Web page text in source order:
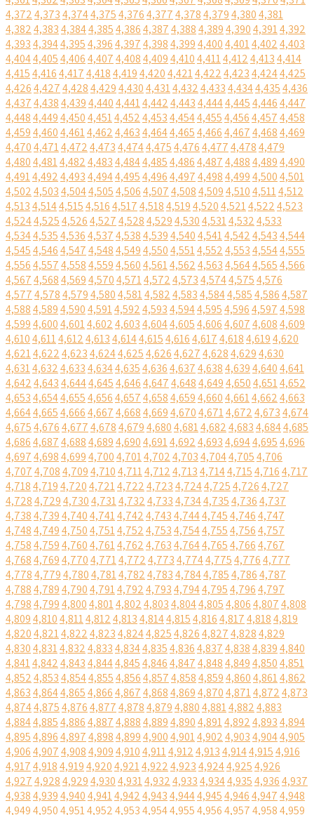
4,3724,3734,3744,3754,3764,3774,3784,3794,3804,381
4,3824,3834,3844,3854,3864,3874,3884,3894,3904,3914,392
4,3934,3944,3954,3964,3974,3984,3994,4004,4014,4024,403
4,4044,4054,4064,4074,4084,4094,4104,4114,4124,4134,414
4,4154,4164,4174,4184,4194,4204,4214,4224,4234,4244,425
4,4264,4274,4284,4294,4304,4314,4324,4334,4344,4354,436
4,4374,4384,4394,4404,4414,4424,4434,4444,4454,4464,447
4,4484,4494,4504,4514,4524,4534,4544,4554,4564,4574,458
4,4594,4604,4614,4624,4634,4644,4654,4664,4674,4684,469
4,4704,4714,4724,4734,4744,4754,4764,4774,4784,479
4,4804,4814,4824,4834,4844,4854,4864,4874,4884,4894,490
4,4914,4924,4934,4944,4954,4964,4974,4984,4994,5004,501
4,5024,5034,5044,5054,5064,5074,5084,5094,5104,5114,512
4,5134,5144,5154,5164,5174,5184,5194,5204,5214,5224,523
4,5244,5254,5264,5274,5284,5294,5304,5314,5324,533
4,5344,5354,5364,5374,5384,5394,5404,5414,5424,5434,544
4,5454,5464,5474,5484,5494,5504,5514,5524,5534,5544,555
4,5564,5574,5584,5594,5604,5614,5624,5634,5644,5654,566
4,5674,5684,5694,5704,5714,5724,5734,5744,5754,576
4,5774,5784,5794,5804,5814,5824,5834,5844,5854,5864,587
4,5884,5894,5904,5914,5924,5934,5944,5954,5964,5974,598
4,5994,6004,6014,6024,6034,6044,6054,6064,6074,6084,609
4,6104,6114,6124,6134,6144,6154,6164,6174,6184,6194,620
4,6214,6224,6234,6244,6254,6264,6274,6284,6294,630
4,6314,6324,6334,6344,6354,6364,6374,6384,6394,6404,641
4,6424,6434,6444,6454,6464,6474,6484,6494,6504,6514,652
4,6534,6544,6554,6564,6574,6584,6594,6604,6614,6624,663
4,6644,6654,6664,6674,6684,6694,6704,6714,6724,6734,674
4,6754,6764,6774,6784,6794,6804,6814,6824,6834,6844,685
4,6864,6874,6884,6894,6904,6914,6924,6934,6944,6954,696
4,6974,6984,6994,7004,7014,7024,7034,7044,7054,706
4,7074,7084,7094,7104,7114,7124,7134,7144,7154,7164,717
4,7184,7194,7204,7214,7224,7234,7244,7254,7264,727
4,7284,7294,7304,7314,7324,7334,7344,7354,7364,737
4,7384,7394,7404,7414,7424,7434,7444,7454,7464,747
4,7484,7494,7504,7514,7524,7534,7544,7554,7564,757
4,7584,7594,7604,7614,7624,7634,7644,7654,7664,767
4,7684,7694,7704,7714,7724,7734,7744,7754,7764,777
4,7784,7794,7804,7814,7824,7834,7844,7854,7864,787
4,7884,7894,7904,7914,7924,7934,7944,7954,7964,797
4,7984,7994,8004,8014,8024,8034,8044,8054,8064,8074,808
4,8094,8104,8114,8124,8134,8144,8154,8164,8174,8184,819
4,8204,8214,8224,8234,8244,8254,8264,8274,8284,829
4,8304,8314,8324,8334,8344,8354,8364,8374,8384,8394,840
4,8414,8424,8434,8444,8454,8464,8474,8484,8494,8504,851
4,8524,8534,8544,8554,8564,8574,8584,8594,8604,8614,862
4,8634,8644,8654,8664,8674,8684,8694,8704,8714,8724,873
4,8744,8754,8764,8774,8784,8794,8804,8814,8824,883
4,8844,8854,8864,8874,8884,8894,8904,8914,8924,8934,894
4,8954,8964,8974,8984,8994,9004,9014,9024,9034,9044,905
4,9064,9074,9084,9094,9104,9114,9124,9134,9144,9154,916
4,9174,9184,9194,9204,9214,9224,9234,9244,9254,926
4,9274,9284,9294,9304,9314,9324,9334,9344,9354,9364,937
4,9384,9394,9404,9414,9424,9434,9444,9454,9464,9474,948
4,9494,9504,9514,9524,9534,9544,9554,9564,9574,9584,959